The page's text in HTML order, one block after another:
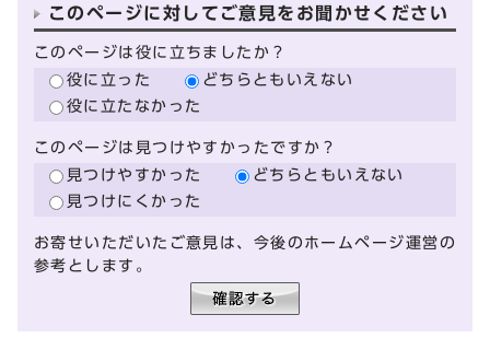
このページに対してご意見をお聞かせください
このページは役に立ちましたか？
役に立った
どちらともいえない
役に立たなかった
このページは見つけやすかったですか？
見つけやすかった
どちらともいえない
見つけにくかった
お寄せいただいたご意見は、今後のホームページ運営の
参考とします。